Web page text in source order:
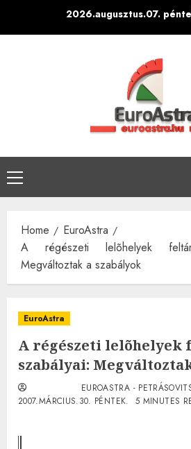
2026.augusztus.07.
Primary
Menu
Home
EuroAstra
A régészeti lelõhelyek
Megváltoztak a szabályok
EuroAstra
A régészeti lelõhelyek
szabályai:
EUROASTRA -
2007.MÁRCIUS.30. PÉNTEK.
5 MINUTES